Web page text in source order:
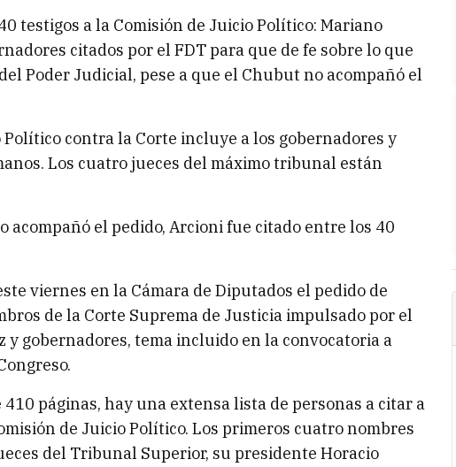
testigos a la Comisión de Juicio Político: Mariano
citados por el FDT para que de fe sobre lo que
Poder Judicial, pese a que el Chubut no acompañó el
contra la Corte incluye a los gobernadores y
Los cuatro jueces del máximo tribunal están
acompañó el pedido, Arcioni fue citado entre los 40
viernes en la Cámara de Diputados el pedido de
de la Corte Suprema de Justicia impulsado por el
gobernadores, tema incluido en la convocatoria a
páginas, hay una extensa lista de personas a citar a
de Juicio Político. Los primeros cuatro nombres
del Tribunal Superior, su presidente Horacio